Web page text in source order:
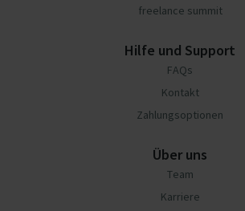
freelance summit
Hilfe und Support
FAQs
Kontakt
Zahlungsoptionen
Über uns
Team
Karriere